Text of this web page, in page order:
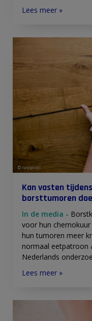
Lees meer »
© rawpixel
Kan vasten
borsttumoren
In de media -
voor hun
hun tumoren meer
normaal eetpatroon
Nederlands
Lees meer »